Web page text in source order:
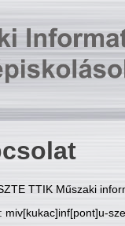
TTIK Műszaki
miv[kukac]inf[pont]u-